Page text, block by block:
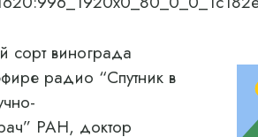
винограда
радио “Спутник в
РАН, доктор